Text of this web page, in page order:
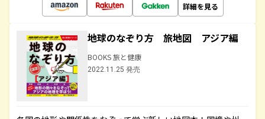
詳細を見る
地球のなぞり方 旅地図 アジア編
BOOKS 旅と健康
2022.11.25 発売